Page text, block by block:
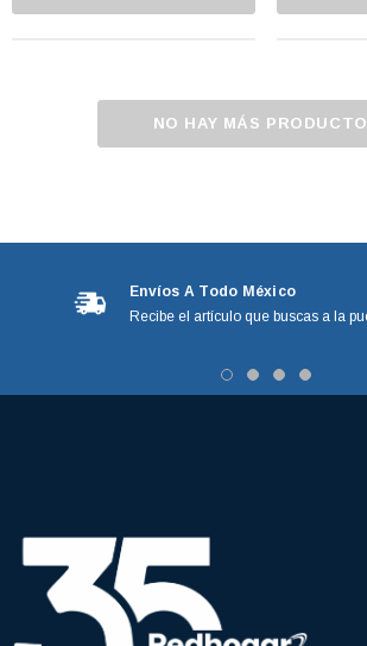
NO HAY MÁS
Envíos A Todo México
Recibe el artículo que buscas a la